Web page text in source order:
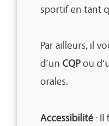
sportif en tant
Par ailleurs, il
d’unCQPou
orales.
Accessibilité: Il